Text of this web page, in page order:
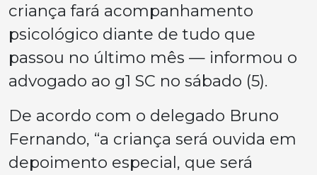
criança fará acompanhamento
psicológico diante de tudo que
passou no último mês — informou o
advogado ao g1 SC no sábado (5).
De acordo com o delegado Bruno
Fernando, “a criança será ouvida em
depoimento especial, que será